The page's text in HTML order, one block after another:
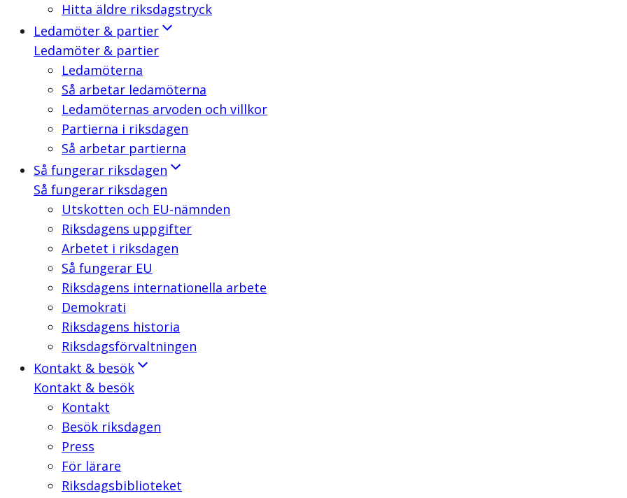
Hitta äldre riksdagstryck
Ledamöter & partier
Ledamöter & partier
Ledamöterna
Så arbetar ledamöterna
Ledamöternas arvoden och villkor
Partierna i riksdagen
Så arbetar partierna
Så fungerar riksdagen
Så fungerar riksdagen
Utskotten och EU-nämnden
Riksdagens uppgifter
Arbetet i riksdagen
Så fungerar EU
Riksdagens internationella arbete
Demokrati
Riksdagens historia
Riksdagsförvaltningen
Kontakt & besök
Kontakt & besök
Kontakt
Besök riksdagen
Press
För lärare
Riksdagsbiblioteket